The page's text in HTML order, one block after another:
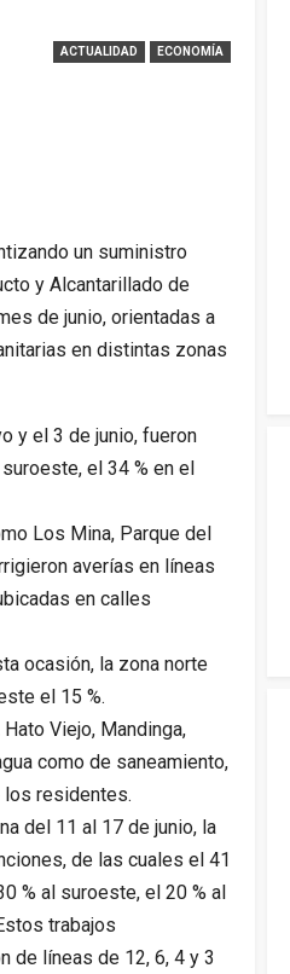
ACTUALIDAD ECONOMÍA
un suministro
y Alcantarillado de
de junio, orientadas a
en distintas zonas
y el 3 de junio, fueron
el 34 % en el
Los Mina, Parque del
averías en líneas
en calles
ocasión, la zona norte
el 15 %.
Viejo, Mandinga,
como de saneamiento,
los residentes.
del 11 al 17 de junio, la
de las cuales el 41
% al suroeste, el 20 % al
trabajos
de líneas de 12, 6, 4 y 3